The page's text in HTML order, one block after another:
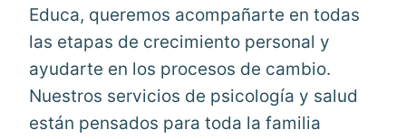
Educa, queremos acompañarte en todas
las etapas de crecimiento personal y
ayudarte en los procesos de cambio.
Nuestros servicios de psicología y salud
están pensados para toda la familia